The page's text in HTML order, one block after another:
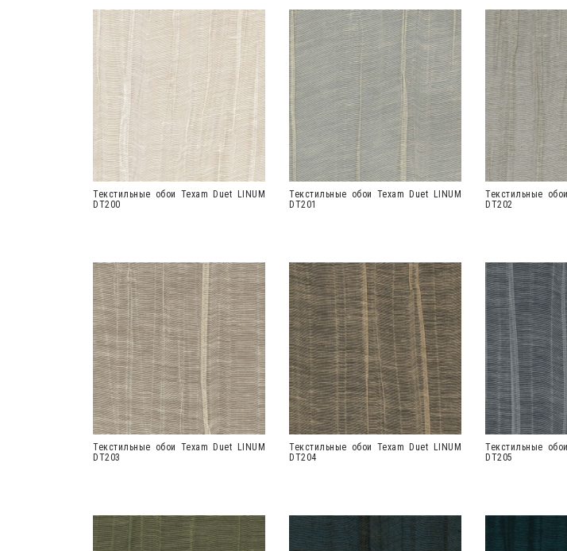
Текстильные обои Texam Duet LINUM
DT200
Текстильные обои Texam Duet LINUM
DT201
Текстильные
DT202
Текстильные обои Texam Duet LINUM
DT203
Текстильные обои Texam Duet LINUM
DT204
Текстильные
DT205